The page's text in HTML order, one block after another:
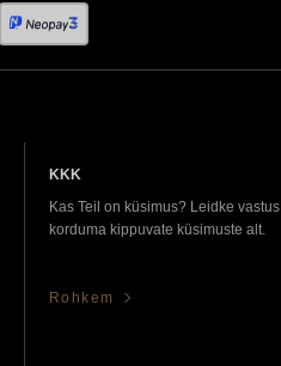
KKK
Kas Teil on küsimus? Leidke vastus
korduma kippuvate küsimuste alt.
Rohkem